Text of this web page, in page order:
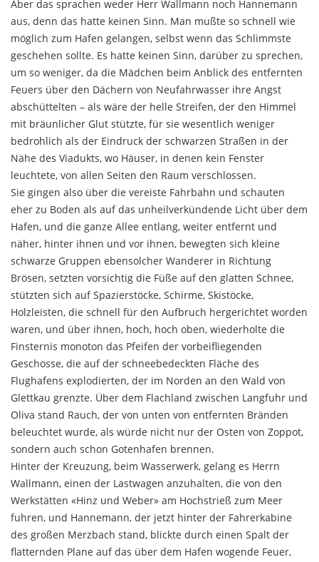
Aber das sprachen weder Herr Wallmann noch Han­nemann
aus, denn das hatte keinen Sinn. Man mußte so schnell wie
möglich zum Hafen gelangen, selbst wenn das Schlimmste
geschehen sollte. Es hatte keinen Sinn, darüber zu sprechen,
um so weniger, da die Mädchen beim Anblick des entfernten
Feuers über den Dächern von Neufahrwasser ihre Angst
abschüttelten – als wäre der helle Streifen, der den Himmel
mit bräun­licher Glut stützte, für sie wesentlich weniger
bedroh­lich als der Eindruck der schwarzen Straßen in der
Nähe des Viadukts, wo Häuser, in denen kein Fenster
leuchtete, von allen Seiten den Raum verschlossen.
Sie gingen also über die vereiste Fahrbahn und schauten
eher zu Boden als auf das unheilverkündende Licht über dem
Hafen, und die ganze Allee entlang, weiter entfernt und
näher, hinter ihnen und vor ihnen, bewegten sich kleine
schwarze Gruppen ebensolcher Wanderer in Richtung
Brösen, setzten vorsichtig die Füße auf den glatten Schnee,
stützten sich auf Spazier­stöcke, Schirme, Skistöcke,
Holzleisten, die schnell für den Aufbruch hergerichtet worden
waren, und über ih­nen, hoch, hoch oben, wiederholte die
Finsternis mo­noton das Pfeifen der vorbeifliegenden
Geschosse, die auf der schneebedeckten Fläche des
Flughafens explo­dierten, der im Norden an den Wald von
Glettkau grenzte. Über dem Flachland zwischen Langfuhr und
Oliva stand Rauch, der von unten von entfernten Brän­den
beleuchtet wurde, als würde nicht nur der Osten von Zoppot,
sondern auch schon Gotenhafen brennen.
Hinter der Kreuzung, beim Wasserwerk, gelang es Herrn
Wallmann, einen der Lastwagen anzuhalten, die von den
Werkstätten «Hinz und Weber» am Hochstrieß zum Meer
fuhren, und Hannemann, der jetzt hinter der Fahrerkabine
des großen Merzbach stand, blickte durch einen Spalt der
flatternden Plane auf das über dem Hafen wogende Feuer,